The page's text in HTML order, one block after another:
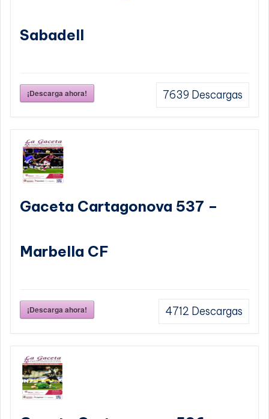
Sabadell
¡Descarga ahora! 7639 Descargas
Gaceta Cartagonova 537 –
Marbella CF
¡Descarga ahora! 4712 Descargas